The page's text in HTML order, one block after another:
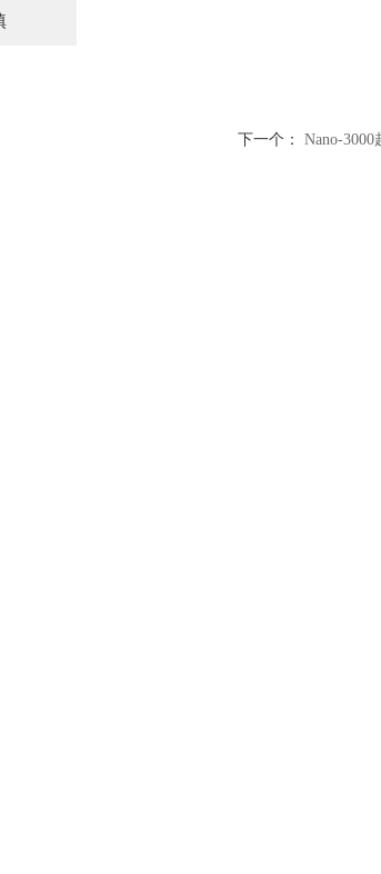
下一个： Nano-